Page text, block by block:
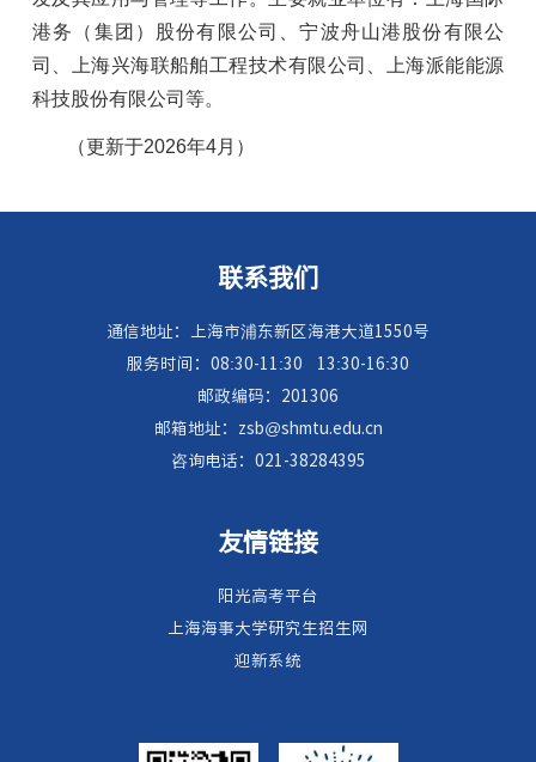
港务（集团）股份有限公司、宁波舟山港股份有限公
司、上海兴海联船舶工程技术有限公司、上海派能能源
科技股份有限公司等。
（更新于2026年4月）
联系我们
通信地址：上海市浦东新区海港大道1550号
服务时间：08:30-11:30
13:30-16:30
邮政编码：201306
邮箱地址：zsb@shmtu.edu.cn
咨询电话：021-38284395
友情链接
阳光高考平台
上海海事大学研究生招生网
迎新系统